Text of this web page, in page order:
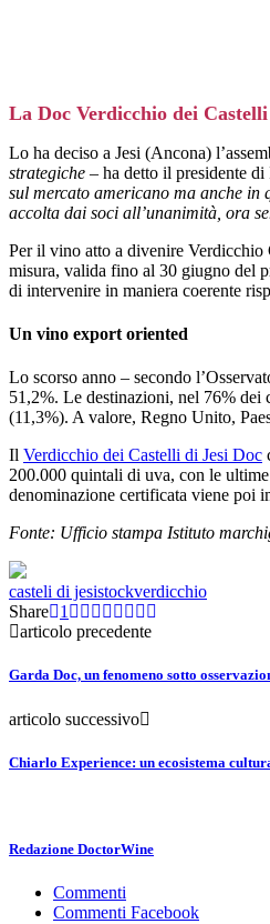
La Doc Verdicchio dei
Lo ha deciso a Jesi (Ancona)
strategiche – ha detto il presidente
sul mercato americano ma anche in
accolta dai soci all’unanimità, ora
Per il vino atto a divenire Verdicchio
misura, valida fino al 30 giugno del
di intervenire in maniera coerente
Un vino export oriented
Lo scorso anno – secondo
51,2%. Le destinazioni, nel 76% dei
(11,3%). A valore, Regno Unito,
Il Verdicchio dei Castelli di Jesi Doc
200.000 quintali di uva, con le
denominazione certificata viene poi
Fonte: Ufficio stampa Istituto
casteli di jesistockverdicchio
Share
1
articolo precedente
Garda Doc, un fenomeno sotto
articolo successivo
Chiarlo Experience: un ecosistema
Redazione DoctorWine
Commenti
Commenti Facebook